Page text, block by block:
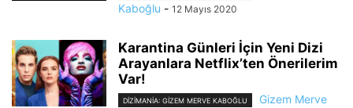
Kaboğlu - 12 Mayıs 2020
Karantina Günleri İçin Yeni Dizi
Arayanlara Netflix’ten Önerilerim
Var!
DIZIMANIA: GIZEM MERVE KABOĞLU
Gizem Merve